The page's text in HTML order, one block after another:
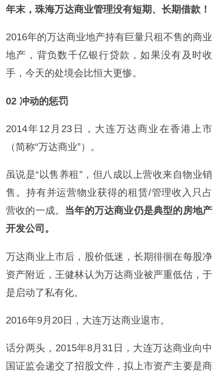
年末，珠海万达商业管理没有短期、长期借款！
2016年的万达商业地产持有巨量只租不售的商业
地产，背负数千亿银行贷款，如果没有及时收
手，今天的处境会比恒大更惨。
02 冲动的惩罚
2014年12月23日，大连万达商业在香港上市
（简称“万达商业”）。
虽说是“以售养租”，但八成以上营收来自物业销
售。持有并运营物业获得的租赁/管理收入只占
营收的一成。 当年的万达商业仍是典型的房地产
开发公司。
万达商业上市后，股价低迷，长期徘徊在每股净
资产附近，王健林认为万达商业被严重低估，于
是启动了私有化。
2016年9月20日，大连万达商业退市。
话分两头，2015年8月31日，大连万达商业向中
国证监会递交了招股文件，拟上市资产主要是商